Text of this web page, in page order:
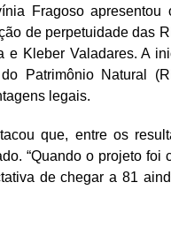
Fragoso apresentou
de perpetuidade das
e Kleber Valadares. A
Patrimônio Natural
legais.
que, entre os
“Quando o projeto foi
de chegar a 81